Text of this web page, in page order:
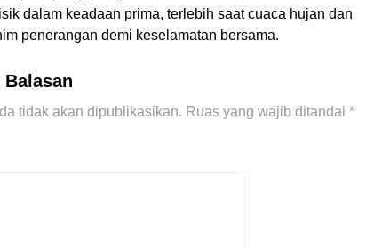
dalam keadaan prima, terlebih saat cuaca hujan dan
penerangan demi keselamatan bersama.
tidak akan dipublikasikan. Ruas yang wajib ditandai *